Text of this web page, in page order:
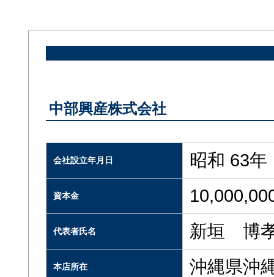
中部興産株式会社
会社設立年月日 昭和 63
資本金
代表者氏名 新垣 博
本店所在 沖縄県沖